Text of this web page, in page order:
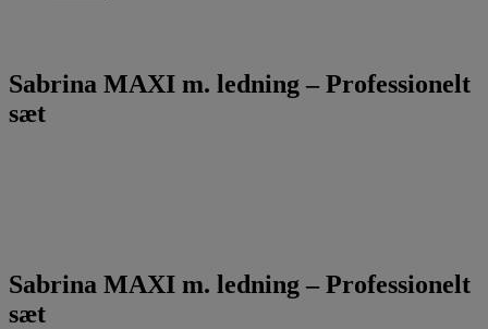
Sabrina MAXI m. ledning – Professionelt
sæt
Sabrina MAXI m. ledning – Professionelt
sæt